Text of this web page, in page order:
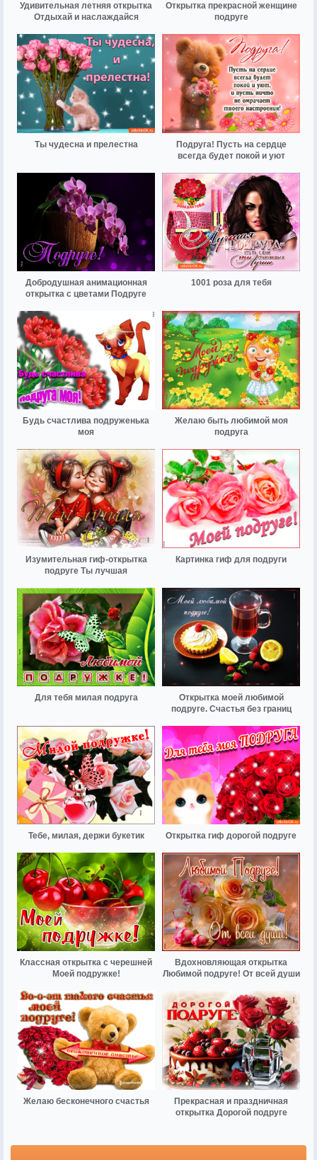
Удивительная летняя открытка
Отдыхай и наслаждайся
Открытка прекрасной женщине
подруге
Ты чудесна и прелестна
Подруга! Пусть на сердце
всегда будет покой и уют
Добродушная анимационная
открытка с цветами Подруге
1001 роза для тебя
Будь счастлива подруженька
моя
Желаю быть любимой моя
подруга
Изумительная гиф-открытка
подруге Ты лучшая
Картинка гиф для подруги
Для тебя милая подруга
Открытка моей любимой
подруге. Счастья без границ
Тебе, милая, держи букетик Открытка гиф дорогой подруге
Классная открытка с черешней
Моей подружке!
Вдохновляющая открытка
Любимой подруге! От всей души
Желаю бесконечного счастья
Прекрасная и праздничная
открытка Дорогой подруге